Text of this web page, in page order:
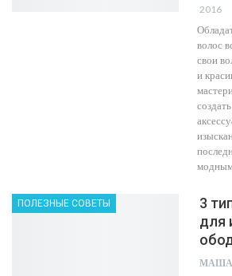
2016
волос
свои
и
ПОЛЕЗНЫЕ СОВЕТЫ
3
для
МАША